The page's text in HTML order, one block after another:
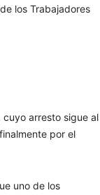
los Trabajadores
cuyo arresto sigue al
por el
uno de los